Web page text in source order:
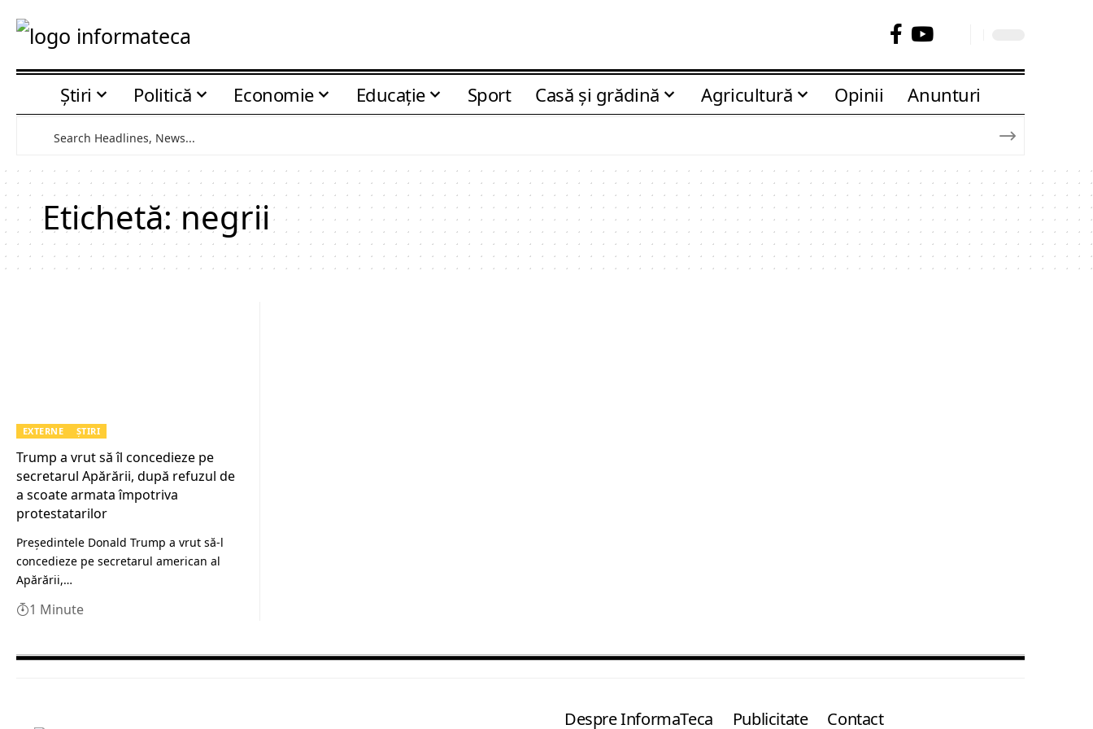
Știri Politică Economie Educaţie Sport Casă şi grădină Agricultură Opinii Anunturi
Etichetă:negrii
EXTERNE ȘTIRI
Trump a vrut să îl concedieze pe
secretarul Apărării, după refuzul de
a scoate armata împotriva
protestatarilor
Preşedintele Donald Trump a vrut să-l
concedieze pe secretarul american al
Apărării,…
1 Minute
Despre InformaTeca Publicitate Contact